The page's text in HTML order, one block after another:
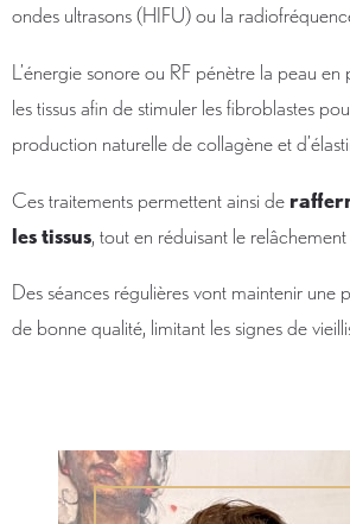
ondes ultrasons (HIFU) ou la
L’énergie sonore ou RF pénètre la peau
les tissus afin de stimuler les fibroblastes
production naturelle de collagène et
Ces traitements permettent ainsi de
les tissus, tout en réduisant le
Des séances régulières vont maintenir une
de bonne qualité, limitant les signes de